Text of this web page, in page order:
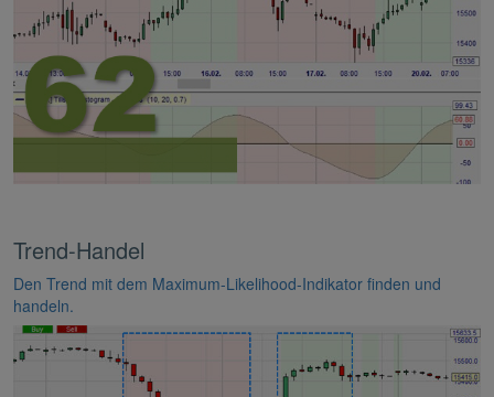
Trend-Handel
Den Trend mit dem Maximum-Likelihood-Indikator finden und
handeln.